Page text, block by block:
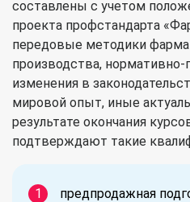
составлены с учетом
проекта профстандарта
передовые методики
производства,
изменения в
мировой опыт, иные
результате окончания
подтверждают такие
предпродажная